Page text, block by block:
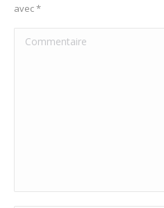
avec*
Commentaire